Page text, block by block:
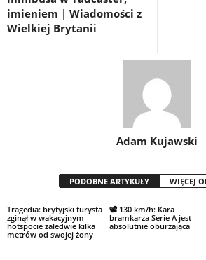
imieniem | Wiadomości z
Wielkiej Brytanii
Adam Kujawski
PODOBNE ARTYKUŁY WIĘCEJ
Tragedia: brytyjski turysta
zginął w wakacyjnym
hotspocie zaledwie kilka
metrów od swojej żony
📽 130 km/h: Kara
bramkarza Serie A jest
absolutnie oburzająca